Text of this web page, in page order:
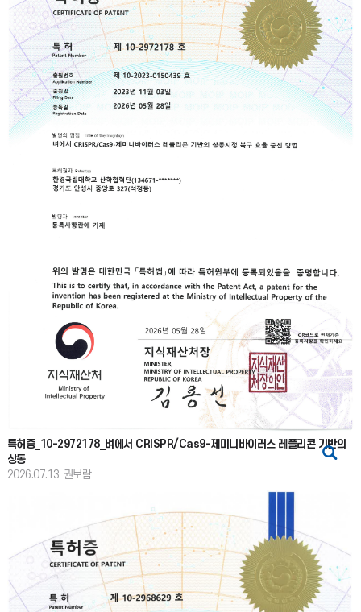
특허증_10-2972178_벼에서 CRISPR/Cas9-제미니바이러스 레플리콘 기반의
상동
2026.07.13 권보람